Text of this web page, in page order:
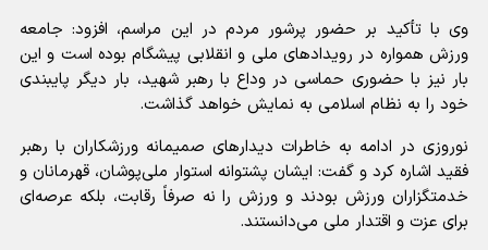
وی با تأکید بر حضور پرشور مردم در این مراسم، افزود: جامعه
ورزش همواره در رویداد‌های ملی و انقلابی پیشگام بوده است و این
بار نیز با حضوری حماسی در وداع با رهبر شهید، بار دیگر پایبندی
خود را به نظام اسلامی به نمایش خواهد گذاشت.
نوروزی در ادامه به خاطرات دیدار‌های صمیمانه ورزشکاران با رهبر
فقید اشاره کرد و گفت: ایشان پشتوانه استوار ملی‌پوشان، قهرمانان و
خدمتگزاران ورزش بودند و ورزش را نه صرفاً رقابت، بلکه عرصه‌ای
برای عزت و اقتدار ملی می‌دانستند.